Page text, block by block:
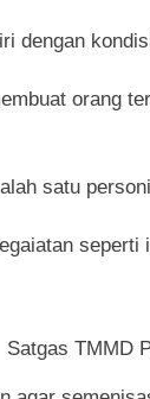
orang
satu
Satgas TMMD